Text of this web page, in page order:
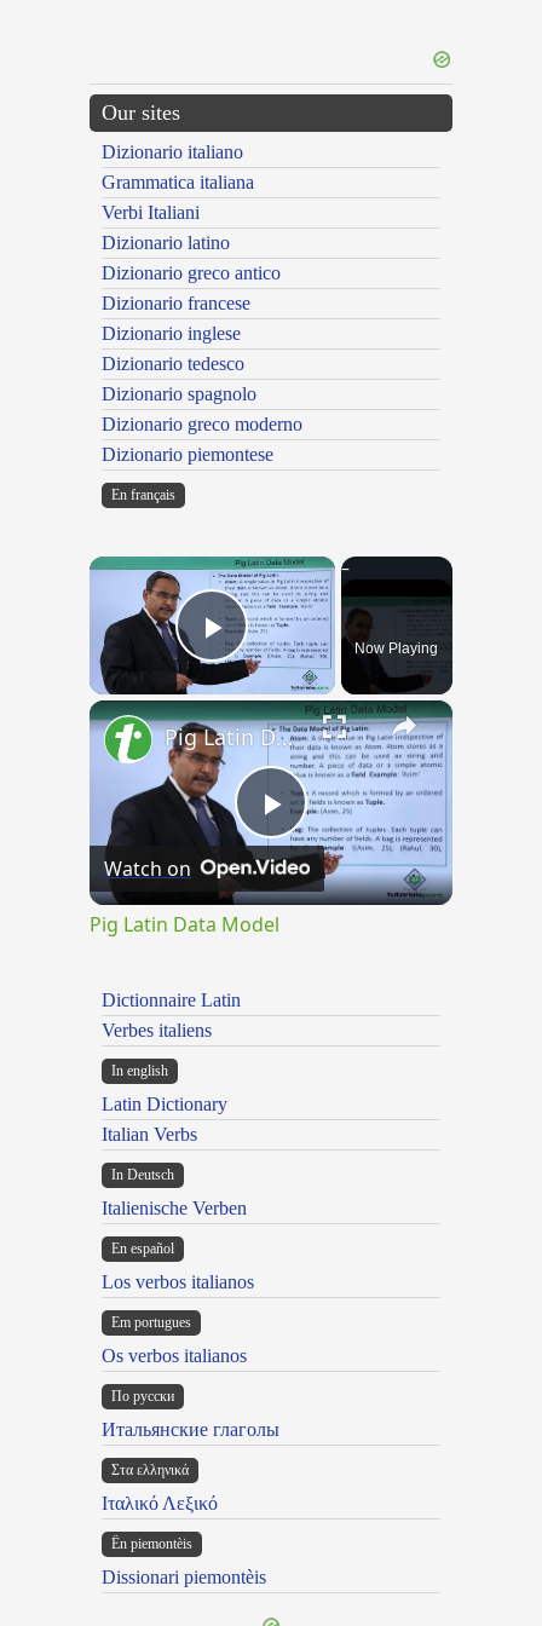
Our sites
Dizionario italiano
Grammatica italiana
Verbi Italiani
Dizionario latino
Dizionario greco antico
Dizionario francese
Dizionario inglese
Dizionario tedesco
Dizionario spagnolo
Dizionario greco moderno
Dizionario piemontese
En français
×
Play VideoNow Playing
×
Play
Video
Pig Latin Data Model
Watch on
Pig Latin Data Model
Dictionnaire Latin
Verbes italiens
In english
Latin Dictionary
Italian Verbs
In Deutsch
Italienische Verben
En español
Los verbos italianos
Em portugues
Os verbos italianos
По русски
Итальянские глаголы
Στα ελληνικά
Ιταλικό Λεξικό
Ën piemontèis
Dissionari piemontèis